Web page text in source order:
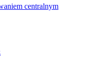
centralnym